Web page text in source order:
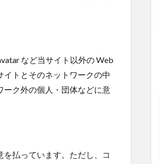
など当サイト以外の Web
トとそのネットワークの中
ーク外の個人・団体などに意
払っています。ただし、コ